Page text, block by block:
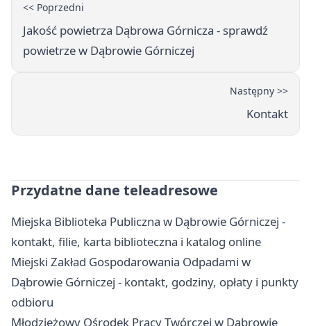
<< Poprzedni
Jakość powietrza Dąbrowa Górnicza - sprawdź
powietrze w Dąbrowie Górniczej
Następny >>
Kontakt
Przydatne dane teleadresowe
Miejska Biblioteka Publiczna w Dąbrowie Górniczej -
kontakt, filie, karta biblioteczna i katalog online
Miejski Zakład Gospodarowania Odpadami w
Dąbrowie Górniczej - kontakt, godziny, opłaty i punkty
odbioru
Młodzieżowy Ośrodek Pracy Twórczej w Dąbrowie